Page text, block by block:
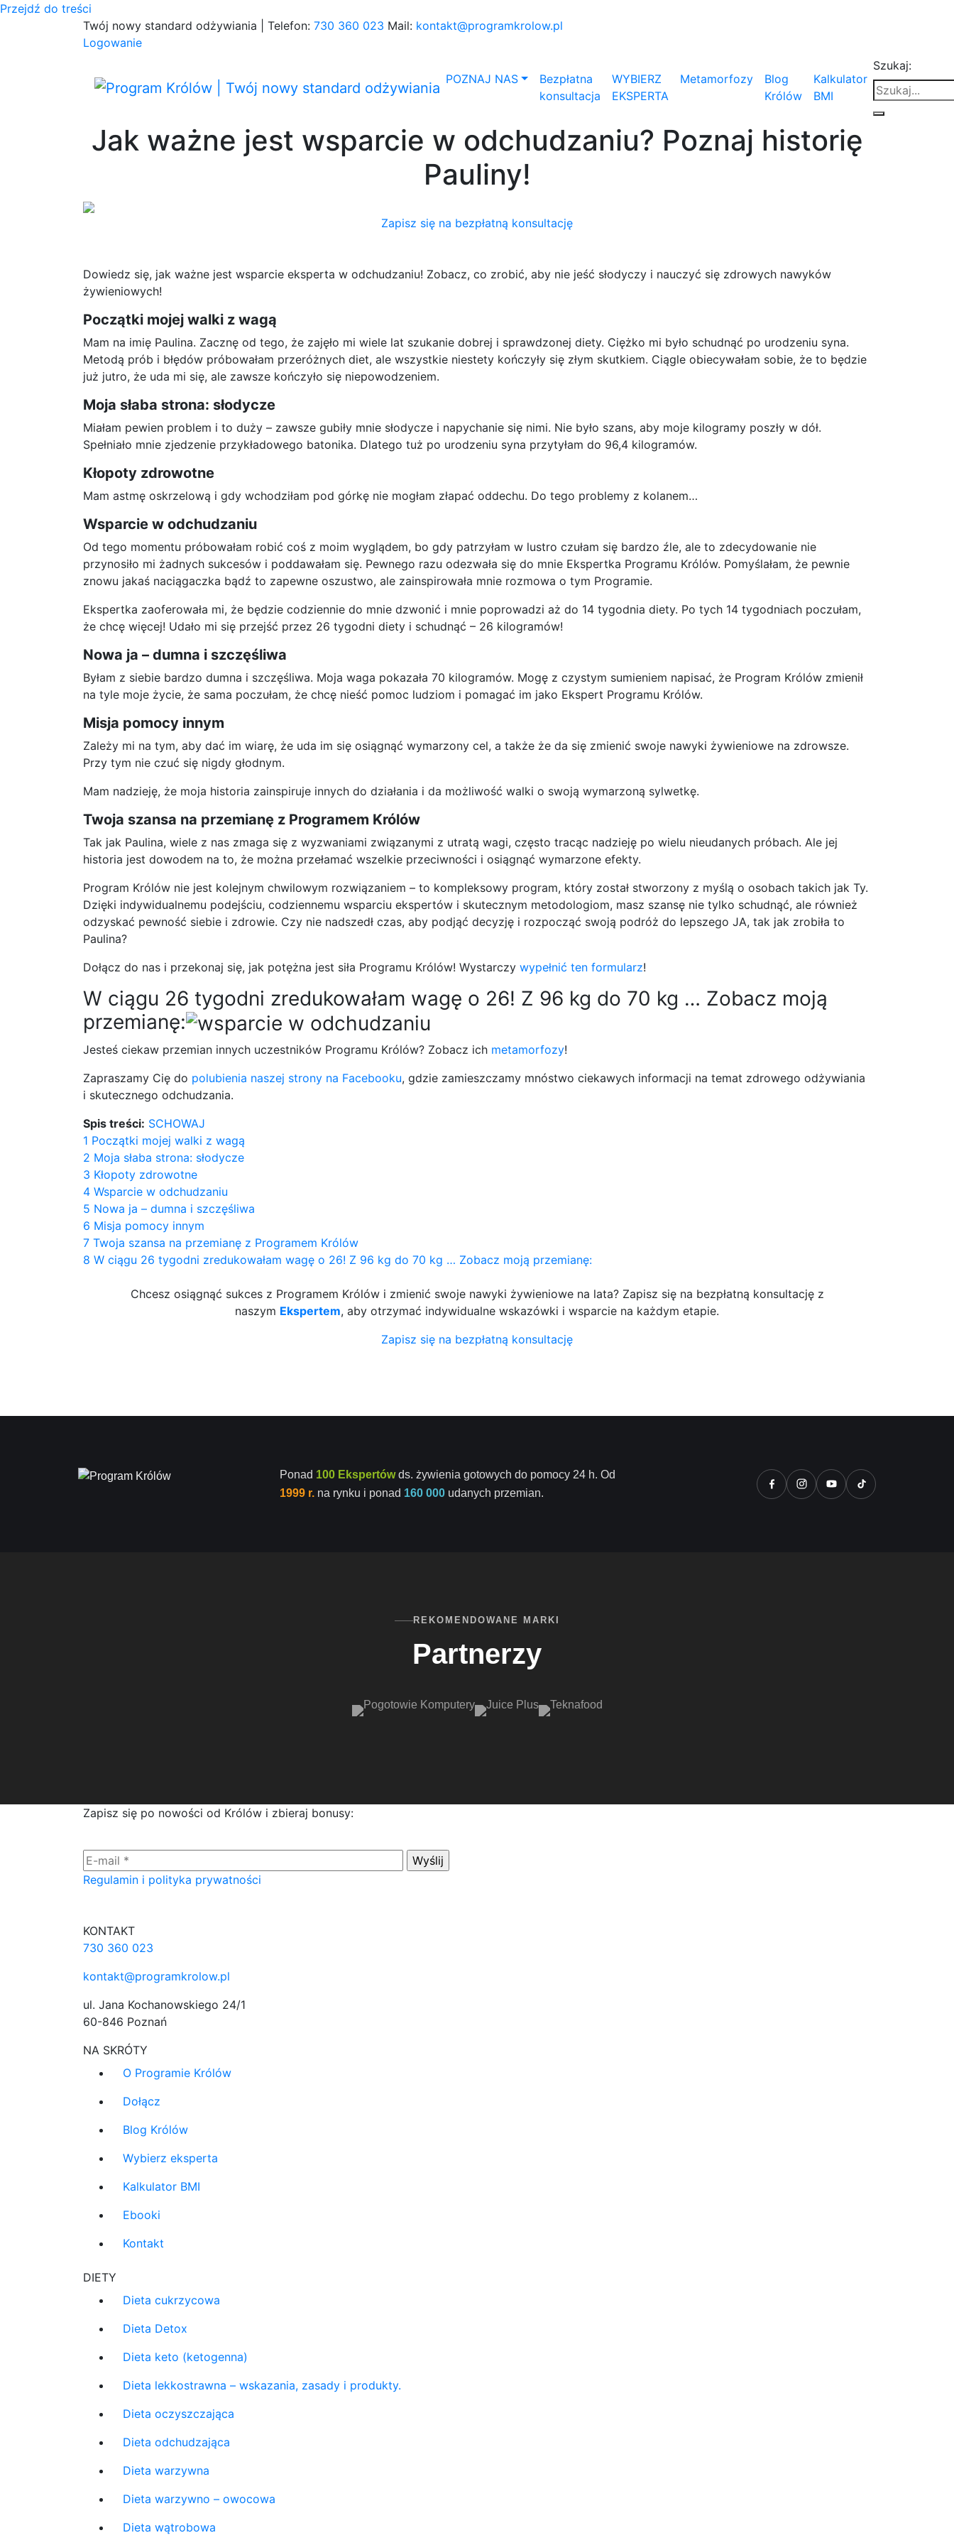
Przejdź do treści
Twój nowy standard odżywiania | Telefon: 730 360 023 Mail: kontakt@programkrolow.pl
Logowanie
POZNAJ NAS
Bezpłatna
konsultacja
WYBIERZ
EKSPERTA
Metamorfozy
Blog
Królów
Kalkulator
BMI
Szukaj:
Jak ważne jest wsparcie w odchudzaniu? Poznaj historię
Pauliny!
Zapisz się na bezpłatną konsultację
Dowiedz się, jak ważne jest wsparcie eksperta w odchudzaniu! Zobacz, co zrobić, aby nie jeść słodyczy i nauczyć się zdrowych nawyków
żywieniowych!
Początki mojej walki z wagą
Mam na imię Paulina. Zacznę od tego, że zajęło mi wiele lat szukanie dobrej i sprawdzonej diety. Ciężko mi było schudnąć po urodzeniu syna.
Metodą prób i błędów próbowałam przeróżnych diet, ale wszystkie niestety kończyły się złym skutkiem. Ciągle obiecywałam sobie, że to będzie
już jutro, że uda mi się, ale zawsze kończyło się niepowodzeniem.
Moja słaba strona: słodycze
Miałam pewien problem i to duży – zawsze gubiły mnie słodycze i napychanie się nimi. Nie było szans, aby moje kilogramy poszły w dół.
Spełniało mnie zjedzenie przykładowego batonika. Dlatego tuż po urodzeniu syna przytyłam do 96,4 kilogramów.
Kłopoty zdrowotne
Mam astmę oskrzelową i gdy wchodziłam pod górkę nie mogłam złapać oddechu. Do tego problemy z kolanem…
Wsparcie w odchudzaniu
Od tego momentu próbowałam robić coś z moim wyglądem, bo gdy patrzyłam w lustro czułam się bardzo źle, ale to zdecydowanie nie
przynosiło mi żadnych sukcesów i poddawałam się. Pewnego razu odezwała się do mnie Ekspertka Programu Królów. Pomyślałam, że pewnie
znowu jakaś naciągaczka bądź to zapewne oszustwo, ale zainspirowała mnie rozmowa o tym Programie.
Ekspertka zaoferowała mi, że będzie codziennie do mnie dzwonić i mnie poprowadzi aż do 14 tygodnia diety. Po tych 14 tygodniach poczułam,
że chcę więcej! Udało mi się przejść przez 26 tygodni diety i schudnąć – 26 kilogramów!
Nowa ja – dumna i szczęśliwa
Byłam z siebie bardzo dumna i szczęśliwa. Moja waga pokazała 70 kilogramów. Mogę z czystym sumieniem napisać, że Program Królów zmienił
na tyle moje życie, że sama poczułam, że chcę nieść pomoc ludziom i pomagać im jako Ekspert Programu Królów.
Misja pomocy innym
Zależy mi na tym, aby dać im wiarę, że uda im się osiągnąć wymarzony cel, a także że da się zmienić swoje nawyki żywieniowe na zdrowsze.
Przy tym nie czuć się nigdy głodnym.
Mam nadzieję, że moja historia zainspiruje innych do działania i da możliwość walki o swoją wymarzoną sylwetkę.
Twoja szansa na przemianę z Programem Królów
Tak jak Paulina, wiele z nas zmaga się z wyzwaniami związanymi z utratą wagi, często tracąc nadzieję po wielu nieudanych próbach. Ale jej
historia jest dowodem na to, że można przełamać wszelkie przeciwności i osiągnąć wymarzone efekty.
Program Królów nie jest kolejnym chwilowym rozwiązaniem – to kompleksowy program, który został stworzony z myślą o osobach takich jak Ty.
Dzięki indywidualnemu podejściu, codziennemu wsparciu ekspertów i skutecznym metodologiom, masz szansę nie tylko schudnąć, ale również
odzyskać pewność siebie i zdrowie. Czy nie nadszedł czas, aby podjąć decyzję i rozpocząć swoją podróż do lepszego JA, tak jak zrobiła to
Paulina?
Dołącz do nas i przekonaj się, jak potężna jest siła Programu Królów! Wystarczy wypełnić ten formularz!
W ciągu 26 tygodni zredukowałam wagę o 26! Z 96 kg do 70 kg … Zobacz moją
przemianę:
Jesteś ciekaw przemian innych uczestników Programu Królów? Zobacz ich metamorfozy!
Zapraszamy Cię do polubienia naszej strony na Facebooku, gdzie zamieszczamy mnóstwo ciekawych informacji na temat zdrowego odżywiania
i skutecznego odchudzania.
Spis treści: SCHOWAJ
1 Początki mojej walki z wagą
2 Moja słaba strona: słodycze
3 Kłopoty zdrowotne
4 Wsparcie w odchudzaniu
5 Nowa ja – dumna i szczęśliwa
6 Misja pomocy innym
7 Twoja szansa na przemianę z Programem Królów
8 W ciągu 26 tygodni zredukowałam wagę o 26! Z 96 kg do 70 kg … Zobacz moją przemianę:
Chcesz osiągnąć sukces z Programem Królów i zmienić swoje nawyki żywieniowe na lata? Zapisz się na bezpłatną konsultację z
naszym Ekspertem, aby otrzymać indywidualne wskazówki i wsparcie na każdym etapie.
Zapisz się na bezpłatną konsultację
Ponad 100 Ekspertówds. żywienia gotowych do pomocy 24 h. Od
1999 r.na rynku i ponad 160 000udanych przemian.
REKOMENDOWANE MARKI
Partnerzy
Zapisz się po nowości od Królów i zbieraj bonusy:
Regulamin i polityka prywatności
KONTAKT
730 360 023
kontakt@programkrolow.pl
ul. Jana Kochanowskiego 24/1
60-846 Poznań
NA SKRÓTY
O Programie Królów
Dołącz
Blog Królów
Wybierz eksperta
Kalkulator BMI
Ebooki
Kontakt
DIETY
Dieta cukrzycowa
Dieta Detox
Dieta keto (ketogenna)
Dieta lekkostrawna – wskazania, zasady i produkty.
Dieta oczyszczająca
Dieta odchudzająca
Dieta warzywna
Dieta warzywno – owocowa
Dieta wątrobowa